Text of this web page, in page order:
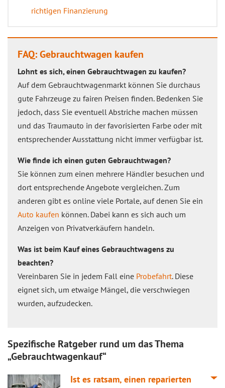
richtigen Finanzierung
FAQ: Gebrauchtwagen kaufen
Lohnt es sich, einen Gebrauchtwagen zu kaufen?
Auf dem Gebrauchtwagenmarkt können Sie durchaus
gute Fahrzeuge zu fairen Preisen finden. Bedenken Sie
jedoch, dass Sie eventuell Abstriche machen müssen
und das Traumauto in der favorisierten Farbe oder mit
entsprechender Ausstattung nicht immer verfügbar ist.
Wie finde ich einen guten Gebrauchtwagen?
Sie können zum einen mehrere Händler besuchen und
dort entsprechende Angebote vergleichen. Zum
anderen gibt es online viele Portale, auf denen Sie ein
Auto kaufen können. Dabei kann es sich auch um
Anzeigen von Privatverkäufern handeln.
Was ist beim Kauf eines Gebrauchtwagens zu
beachten?
Vereinbaren Sie in jedem Fall eine Probefahrt. Diese
eignet sich, um etwaige Mängel, die verschwiegen
wurden, aufzudecken.
Spezifische Ratgeber rund um das Thema
„Gebrauchtwagenkauf“
Ist es ratsam, einen reparierten